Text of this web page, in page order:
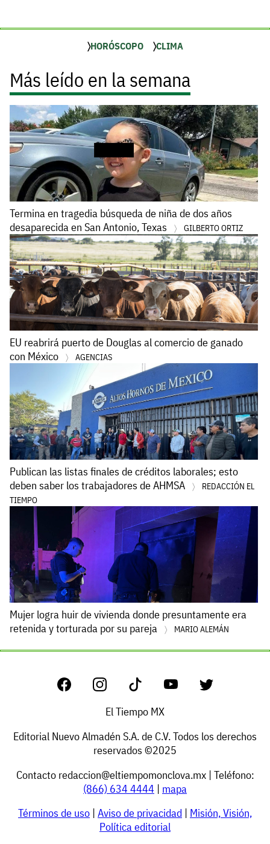
HORÓSCOPO CLIMA
Más leído en la semana
Termina en tragedia búsqueda de niña de dos años
desaparecida en San Antonio, Texas
GILBERTO ORTIZ
EU reabrirá puerto de Douglas al comercio de ganado
con México
AGENCIAS
Publican las listas finales de créditos laborales; esto
deben saber los trabajadores de AHMSA
REDACCIÓN EL
TIEMPO
Mujer logra huir de vivienda donde presuntamente era
retenida y torturada por su pareja
MARIO ALEMÁN
El Tiempo MX
Editorial Nuevo Almadén S.A. de C.V. Todos los derechos
reservados ©2025
Contacto redaccion@eltiempomonclova.mx| Teléfono:
(866) 634 4444 | mapa
Términos de uso | Aviso de privacidad | Misión, Visión,
Política editorial